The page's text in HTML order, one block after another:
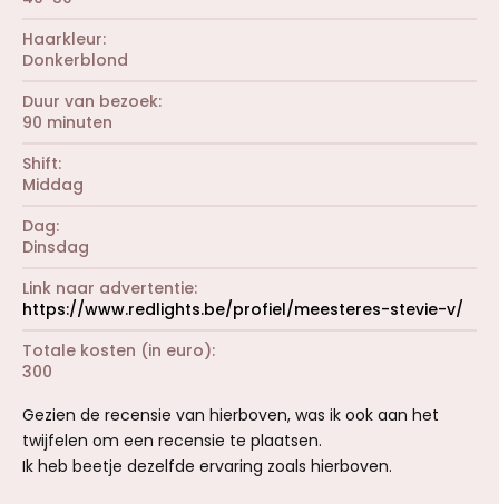
Haarkleur
Donkerblond
Duur van bezoek
90 minuten
Shift
Middag
Dag
Dinsdag
Link naar advertentie
https://www.redlights.be/profiel/meesteres-stevie-v/
Totale kosten (in euro)
300
Gezien de recensie van hierboven, was ik ook aan het
twijfelen om een recensie te plaatsen.
Ik heb beetje dezelfde ervaring zoals hierboven.